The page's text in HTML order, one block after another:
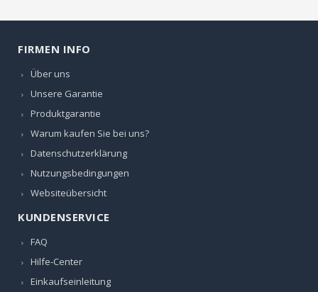
FIRMEN INFO
Über uns
Unsere Garantie
Produktgarantie
Warum kaufen Sie bei uns?
Datenschutzerklärung
Nutzungsbedingungen
Websiteübersicht
KUNDENSERVICE
FAQ
Hilfe-Center
Einkaufseinleitung